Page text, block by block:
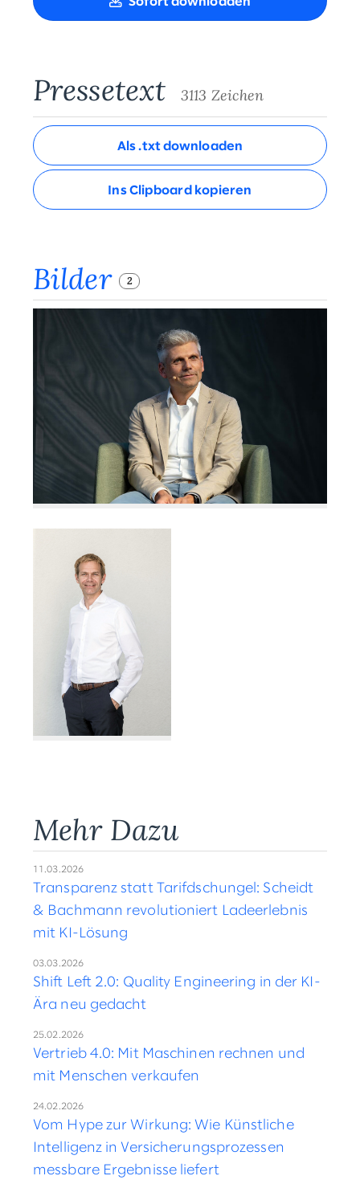
Pressetext 3113 Zeichen
Als .txt downloaden
Ins Clipboard kopieren
Bilder 2
Mehr Dazu
11.03.2026
Transparenz statt Tarifdschungel: Scheidt
& Bachmann revolutioniert Ladeerlebnis
mit KI-Lösung
03.03.2026
Shift Left 2.0: Quality Engineering in der KI-
Ära neu gedacht
25.02.2026
Vertrieb 4.0: Mit Maschinen rechnen und
mit Menschen verkaufen
24.02.2026
Vom Hype zur Wirkung: Wie Künstliche
Intelligenz in Versicherungsprozessen
messbare Ergebnisse liefert